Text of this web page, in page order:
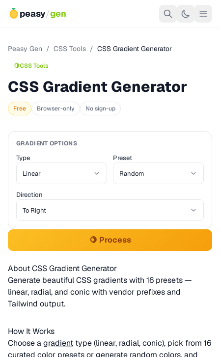
peasy/gen
Peasy Gen / CSS Tools / CSS Gradient Generator
🍋CSS Tools
CSS Gradient Generator
Free Browser-only No sign-up
GRADIENT OPTIONS
Type Preset
Direction
🍋 Process
About CSS Gradient Generator
Generate beautiful CSS gradients with 16 presets —
linear, radial, and conic with vendor prefixes and
Tailwind output.
How It Works
Choose agradient type (linear, radial, conic), pick from 16
curated color presets or generate random colors, and